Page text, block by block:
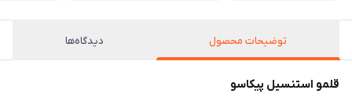
توضیحات محصول دیدگاه‌ها
قلمو استنسیل پیکاسو